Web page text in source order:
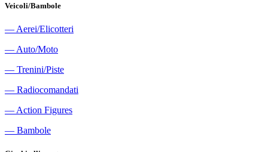
Veicoli/Bambole
― Aerei/Elicotteri
― Auto/Moto
― Trenini/Piste
― Radiocomandati
― Action Figures
― Bambole